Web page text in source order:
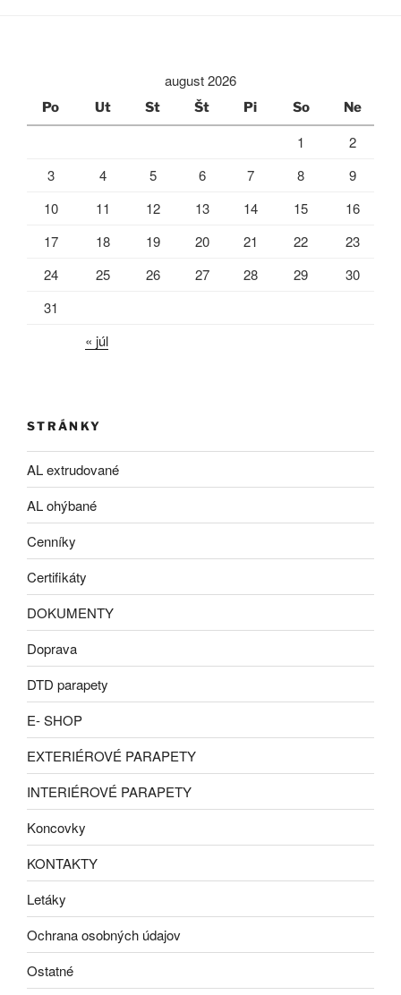
august 2026
Po Ut St Št Pi So Ne
1
2
3
4 5 6 7 8
9
10
11 12 13 14 15
16
17
18 19 20 21 22
23
24
25 26 27 28 29
30
31
« júl
STRÁNKY
AL extrudované
AL ohýbané
Cenníky
Certifikáty
DOKUMENTY
Doprava
DTD parapety
E- SHOP
EXTERIÉROVÉ PARAPETY
INTERIÉROVÉ PARAPETY
Koncovky
KONTAKTY
Letáky
Ochrana osobných údajov
Ostatné